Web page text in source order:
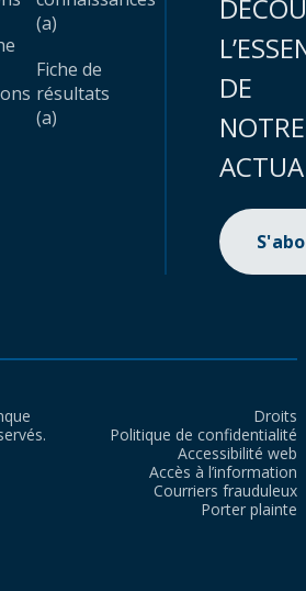
(a)
Fiche de
résultats
(a)
DE
NOTRE
Droits
Politique de confidentialité
Accessibilité web
Accès à l’information
Courriers frauduleux
Porter plainte